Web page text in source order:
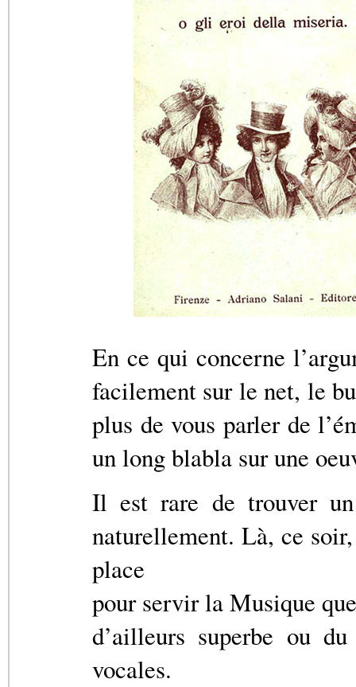
En ce qui concerne
facilement sur le net, le
plus de vous parler de
un long blabla sur une
Il est rare de trouver
naturellement. Là, ce
place
pour servir la Musique
d’ailleurs superbe ou
vocales.